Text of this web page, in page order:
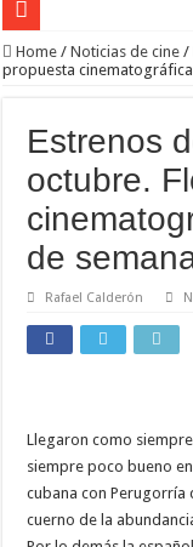
‘El Diablo se viste de
‘La Asistenta’. Dúo perfecto
Crítica de Spider-Man:
‘Supergirl’. De 7’5 con
Home / Noticias de cine /
propuesta
Estrenos
octubre.
de
Rafael Calderón
Llegaron como
siempre poco bueno
cubana con Perugorría
cuerno de la